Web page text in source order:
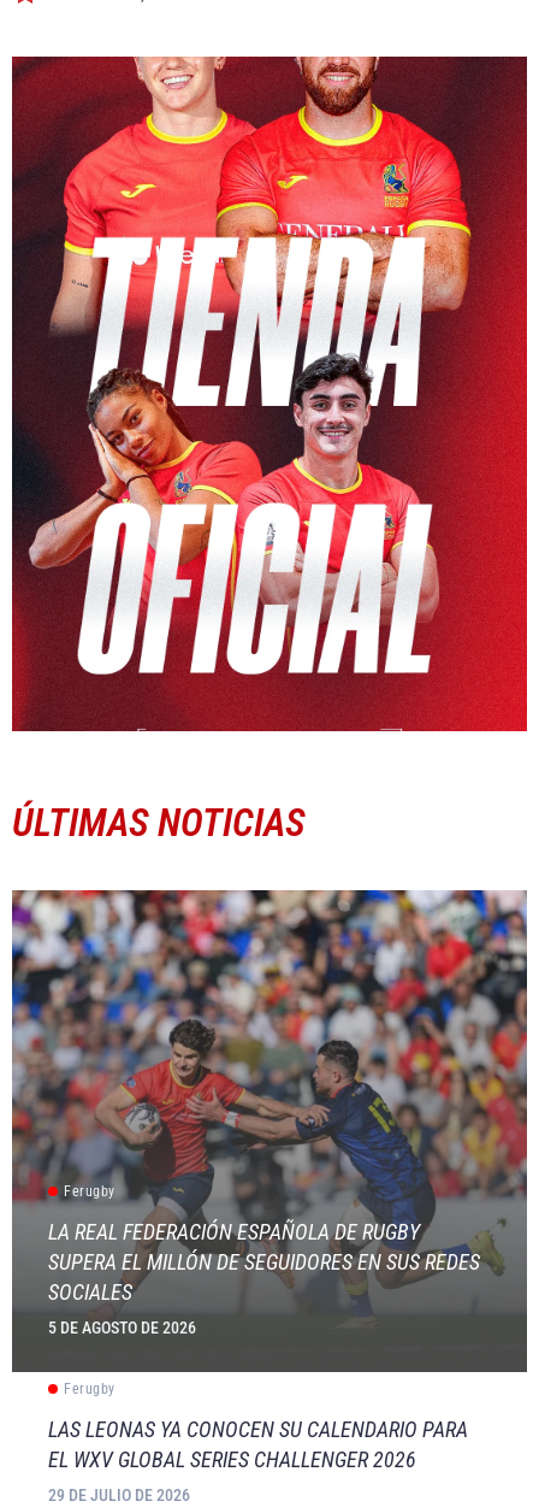
ÚLTIMAS NOTICIAS
Ferugby
LA REAL FEDERACIÓN ESPAÑOLA DE RUGBY
SUPERA EL MILLÓN DE SEGUIDORES EN SUS REDES
SOCIALES
5 DE AGOSTO DE 2026
Ferugby
LAS LEONAS YA CONOCEN SU CALENDARIO PARA
EL WXV GLOBAL SERIES CHALLENGER 2026
29 DE JULIO DE 2026